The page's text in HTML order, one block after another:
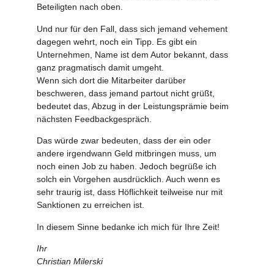
Beteiligten nach oben.
Und nur für den Fall, dass sich jemand vehement
dagegen wehrt, noch ein Tipp. Es gibt ein
Unternehmen, Name ist dem Autor bekannt, dass
ganz pragmatisch damit umgeht.
Wenn sich dort die Mitarbeiter darüber
beschweren, dass jemand partout nicht grüßt,
bedeutet das, Abzug in der Leistungsprämie beim
nächsten Feedbackgespräch.
Das würde zwar bedeuten, dass der ein oder
andere irgendwann Geld mitbringen muss, um
noch einen Job zu haben. Jedoch begrüße ich
solch ein Vorgehen ausdrücklich. Auch wenn es
sehr traurig ist, dass Höflichkeit teilweise nur mit
Sanktionen zu erreichen ist.
In diesem Sinne bedanke ich mich für Ihre Zeit!
Ihr
Christian Milerski